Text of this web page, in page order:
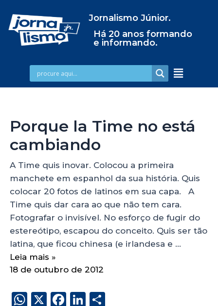
Jornalismo Júnior.
Há 20 anos formando
e informando.
Porque la Time no está
cambiando
A Time quis inovar. Colocou a primeira
manchete em espanhol da sua história. Quis
colocar 20 fotos de latinos em sua capa. A
Time quis dar cara ao que não tem cara.
Fotografar o invisível. No esforço de fugir do
estereótipo, escapou do conceito. Quis ser tão
latina, que ficou chinesa (e irlandesa e …
Leia mais »
18 de outubro de 2012
W X
F
Li